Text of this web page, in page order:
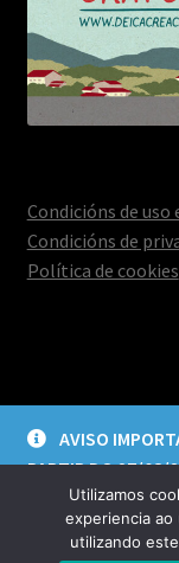
AVISO
PARTIR DO 27/08/
Descartar
Condicións de
Condicións de
Política de cookies
Aviso legal e
Utilizamos
experiencia
utilizando